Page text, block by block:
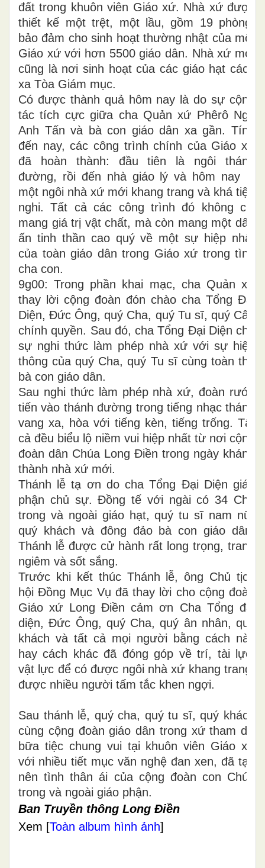
đất trong khuôn viên Giáo xứ. Nhà xứ được
thiết kế một trệt, một lầu, gồm 19 phòng,
bảo đảm cho sinh hoạt thường nhật của một
Giáo xứ với hơn 5500 giáo dân. Nhà xứ mới
cũng là nơi sinh hoạt của các giáo hạt cách
xa Tòa Giám mục.
Có được thành quả hôm nay là do sự cộng
tác tích cực giữa cha Quản xứ Phêrô Ngô
Anh Tấn và bà con giáo dân xa gần. Tính
đến nay, các công trình chính của Giáo xứ
đã hoàn thành: đầu tiên là ngôi thánh
đường, rồi đến nhà giáo lý và hôm nay là
một ngôi nhà xứ mới khang trang và khá tiện
nghi. Tất cả các công trình đó không chỉ
mang giá trị vật chất, mà còn mang một dấu
ấn tinh thần cao quý về một sự hiệp nhất
của toàn giáo dân trong Giáo xứ trong tình
cha con.
9g00: Trong phần khai mạc, cha Quản xứ
thay lời cộng đoàn đón chào cha Tổng Đại
Diện, Đức Ông, quý Cha, quý Tu sĩ, quý Cấp
chính quyền. Sau đó, cha Tổng Đại Diện chủ
sự nghi thức làm phép nhà xứ với sự hiệp
thông của quý Cha, quý Tu sĩ cùng toàn thể
bà con giáo dân.
Sau nghi thức làm phép nhà xứ, đoàn rước
tiến vào thánh đường trong tiếng nhạc thánh
vang xa, hòa với tiếng kèn, tiếng trống. Tất
cả đều biểu lộ niềm vui hiệp nhất từ nơi cộng
đoàn dân Chúa Long Điền trong ngày khánh
thành nhà xứ mới.
Thánh lễ tạ ơn do cha Tổng Đại Diện giáo
phận chủ sự. Đồng tế với ngài có 34 Cha
trong và ngoài giáo hạt, quý tu sĩ nam nữ,
quý khách và đông đảo bà con giáo dân.
Thánh lễ được cử hành rất long trọng, trang
ngiêm và sốt sắng.
Trước khi kết thúc Thánh lễ, ông Chủ tịch
hội Đồng Mục Vụ đã thay lời cho cộng đoàn
Giáo xứ Long Điền cảm ơn Cha Tổng đại
diện, Đức Ông, quý Cha, quý ân nhân, quý
khách và tất cả mọi người bằng cách này
hay cách khác đã đóng góp về trí, tài lực,
vật lực để có được ngôi nhà xứ khang trang,
được nhiều người tấm tắc khen ngợi.
Sau thánh lễ, quý cha, quý tu sĩ, quý khách
cùng cộng đoàn giáo dân trong xứ tham dự
bữa tiệc chung vui tại khuôn viên Giáo xứ
với nhiều tiết mục văn nghệ đan xen, đã tạo
nên tình thân ái của cộng đoàn con Chúa
trong và ngoài giáo phận.
Ban Truyền thông Long Điền
Xem [Toàn album hình ảnh]